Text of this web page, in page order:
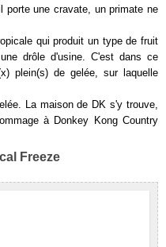
porte une cravate, un primate ne
qui produit un type de fruit
drôle d'usine. C'est dans ce
plein(s) de gelée, sur laquelle
La maison de DK s'y trouve,
à Donkey Kong Country
Freeze